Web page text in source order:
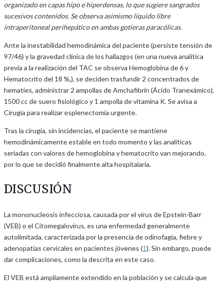
organizado en capas hipo e hiperdensas, lo que sugiere sangrados
sucesivos contenidos. Se observa asimismo líquido libre
intraperitoneal perihepático en ambas gotieras paracólicas.
Ante la inestabilidad hemodinámica del paciente (persiste tensión de
97/46) y la gravedad clínica de los hallazgos (en una nueva analítica
previa a la realización del TAC se observa Hemoglobina de 6 y
Hematocrito del 18 %,), se deciden trasfundir 2 concentrados de
hematíes, administrar 2 ampollas de Amchafibrin (Ácido Tranexámico),
1500 cc de suero fisiológico y 1 ampolla de vitamina K. Se avisa a
Cirugía para realizar esplenectomía urgente.
Tras la cirugía, sin incidencias, el paciente se mantiene
hemodinámicamente estable en todo momento y las analíticas
seriadas con valores de hemoglobina y hematocrito van mejorando,
por lo que se decidió finalmente alta hospitalaria.
DISCUSIÓN
La mononucleosis infecciosa, causada por el virus de Epstein-Barr
(VEB) o el Citomegalovirus, es una enfermedad generalmente
autolimitada, caracterizada por la presencia de odinofagia, fiebre y
adenopatías cervicales en pacientes jóvenes (1). Sin embargo, puede
dar complicaciones, como la descrita en este caso.
El VEB está ampliamente extendido en la población y se calcula que